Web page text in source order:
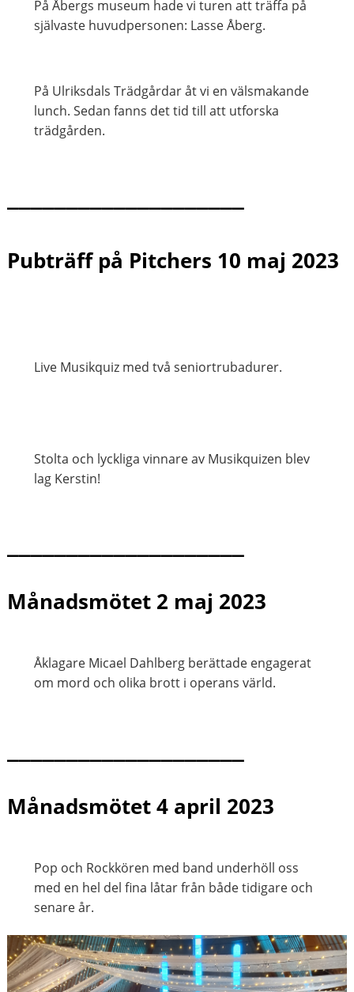
På Åbergs museum hade vi turen att träffa på
självaste huvudpersonen: Lasse Åberg.
På Ulriksdals Trädgårdar åt vi en välsmakande
lunch. Sedan fanns det tid till att utforska
trädgården.
Pubträff på Pitchers 10 maj 2023
Live Musikquiz med två seniortrubadurer.
Stolta och lyckliga vinnare av Musikquizen blev
lag Kerstin!
Månadsmötet 2 maj 2023
Åklagare Micael Dahlberg berättade engagerat
om mord och olika brott i operans värld.
Månadsmötet 4 april 2023
Pop och Rockkören med band underhöll oss
med en hel del fina låtar från både tidigare och
senare år.